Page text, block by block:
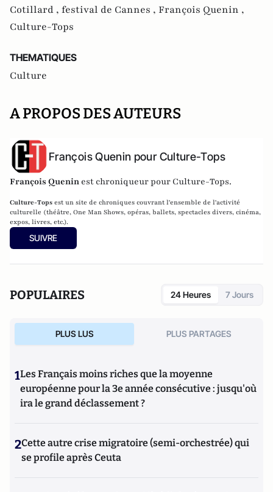
Cotillard , festival de Cannes , François Quenin ,
Culture-Tops
THEMATIQUES
Culture
A PROPOS DES AUTEURS
François Quenin pour Culture-Tops
François Quenin est chroniqueur pour Culture-Tops.
Culture-Tops est un site de chroniques couvrant l'ensemble de l'activité
culturelle (théâtre, One Man Shows, opéras, ballets, spectacles divers, cinéma,
expos, livres, etc.).
SUIVRE
POPULAIRES 24 Heures 7 Jours
PLUS LUS PLUS PARTAGES
1Les Français moins riches que la moyenne
européenne pour la 3e année consécutive : jusqu'où
ira le grand déclassement ?
2Cette autre crise migratoire (semi-orchestrée) qui
se profile après Ceuta